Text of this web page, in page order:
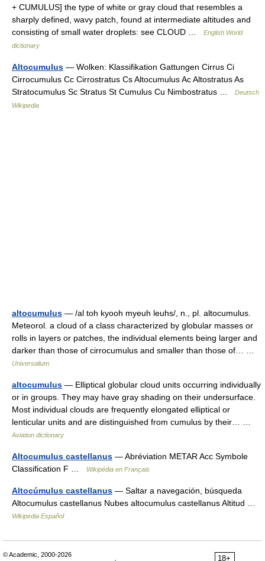
+ CUMULUS] the type of white or gray cloud that resembles a
sharply defined, wavy patch, found at intermediate altitudes and
consisting of small water droplets: see CLOUD …
English World
dictionary
Altocumulus — Wolken: Klassifikation Gattungen Cirrus Ci
Cirrocumulus Cc Cirrostratus Cs Altocumulus Ac Altostratus As
Stratocumulus Sc Stratus St Cumulus Cu Nimbostratus …
Deutsch
Wikipedia
altocumulus — /al toh kyooh myeuh leuhs/, n., pl. altocumulus.
Meteorol. a cloud of a class characterized by globular masses or
rolls in layers or patches, the individual elements being larger and
darker than those of cirrocumulus and smaller than those of… …
Universalium
altocumulus — Elliptical globular cloud units occurring individually
or in groups. They may have gray shading on their undersurface.
Most individual clouds are frequently elongated elliptical or
lenticular units and are distinguished from cumulus by their… …
Aviation dictionary
Altocumulus castellanus — Abréviation METAR Acc Symbole
Classification F …
Wikipédia en Français
Altocúmulus castellanus — Saltar a navegación, búsqueda
Altocumulus castellanus Nubes altocumulus castellanus Altitud …
Wikipedia Español
18+
© Academic, 2000-2026